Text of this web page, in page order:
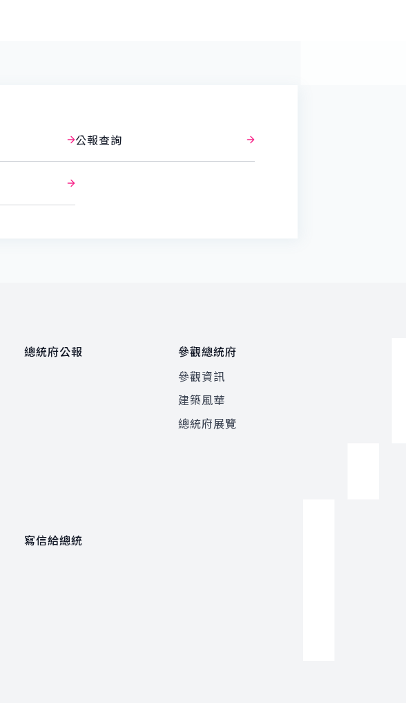
公報查詢
總統府公報
參觀總統府
參觀資訊
建築風華
總統府展覽
寫信給總統